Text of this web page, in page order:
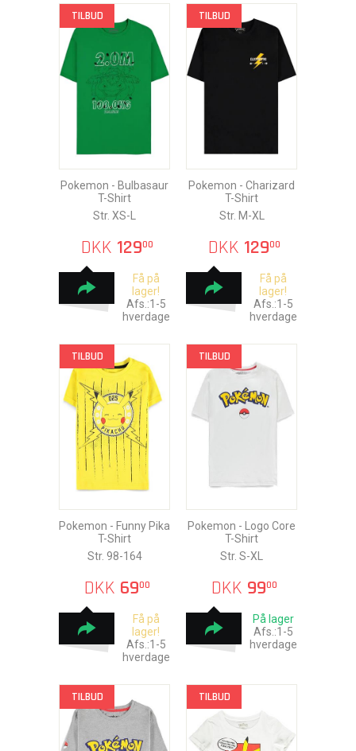
TILBUD
Pokemon - Bulbasaur
T-Shirt
Str. XS-L
DKK 12900
Få på
lager!
Afs.:1-5
hverdage
TILBUD
Pokemon - Charizard
T-Shirt
Str. M-XL
DKK 12900
Få på
lager!
Afs.:1-5
hverdage
TILBUD
Pokemon - Funny Pika
T-Shirt
Str. 98-164
DKK 6900
Få på
lager!
Afs.:1-5
hverdage
TILBUD
Pokemon - Logo Core
T-Shirt
Str. S-XL
DKK 9900
På lager
Afs.:1-5
hverdage
TILBUD TILBUD